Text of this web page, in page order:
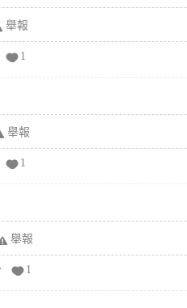
舉報
1
舉報
1
舉報
1